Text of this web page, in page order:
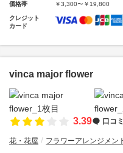
価格帯
￥3,300〜￥19,800
クレジット
カード
vinca major flower
3.39 口コミ
花・花屋 フラワーアレンジメン